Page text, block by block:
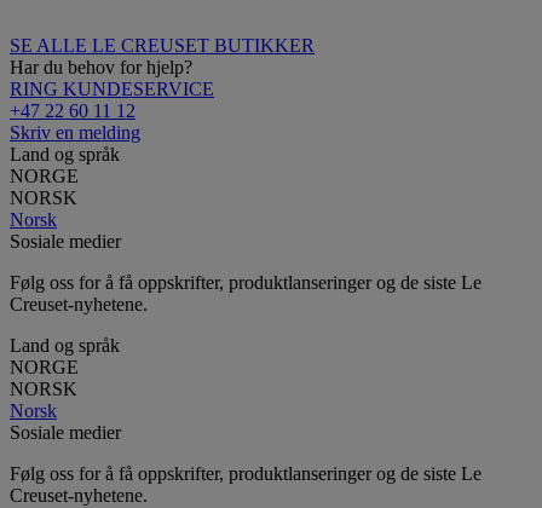
SE ALLE LE CREUSET BUTIKKER
Har du behov for hjelp?
RING KUNDESERVICE
+47 22 60 11 12
Skriv en melding
Land og språk
NORGE
NORSK
Norsk
Sosiale medier
Følg oss for å få oppskrifter, produktlanseringer og de siste Le
Creuset-nyhetene.
Land og språk
NORGE
NORSK
Norsk
Sosiale medier
Følg oss for å få oppskrifter, produktlanseringer og de siste Le
Creuset-nyhetene.